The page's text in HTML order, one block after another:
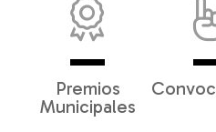
Premios
Municipales